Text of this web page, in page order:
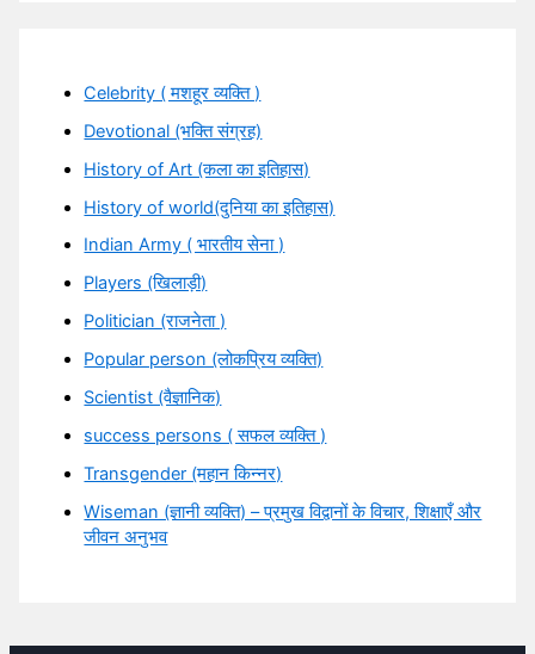
Celebrity ( मशहूर व्यक्ति )
Devotional (भक्ति संग्रह)
History of Art (कला का इतिहास)
History of world(दुनिया का इतिहास)
Indian Army ( भारतीय सेना )
Players (खिलाड़ी)
Politician (राजनेता )
Popular person (लोकप्रिय व्यक्ति)
Scientist (वैज्ञानिक)
success persons ( सफल व्यक्ति )
Transgender (महान किन्नर)
Wiseman (ज्ञानी व्यक्ति) – प्रमुख विद्वानों के विचार, शिक्षाएँ और
जीवन अनुभव